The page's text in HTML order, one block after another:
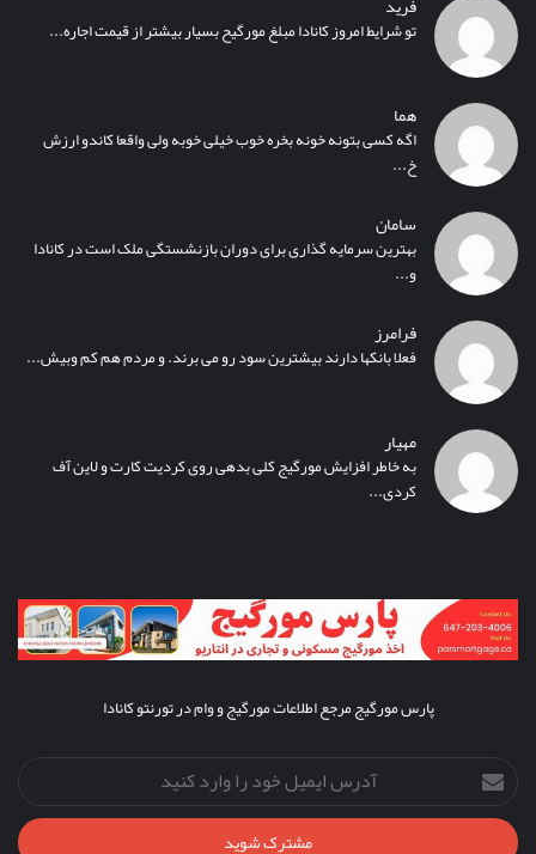
تو شرایط امروز کانادا مبلغ مورگیح بسیار بیشتر از قیمت اجاره...
هما
اگه کسی بتونه خونه بخره خوب خیلی خوبه ولی واقعا کاندو ارزش
خ...
سامان
بهترین سرمایه گذاری برای دوران بازنشستگی ملک است در کانادا
و...
فرامرز
فعلا بانکها دارند بیشترین سود رو می برند. و مردم هم کم وبیش...
مهیار
به خاطر افزایش مورگیج کلی بدهی روی کردیت کارت و لاین آف
کردی...
پارس مورگیج مرجع اطلاعات مورگیج و وام در تورنتو کانادا
آدرس
ایمیل
خود
را